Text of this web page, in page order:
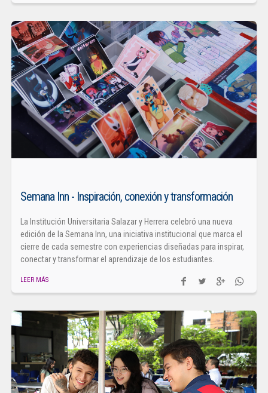
Semana Inn - Inspiración, conexión y transformación
La Institución Universitaria Salazar y Herrera celebró una nueva
edición de la Semana Inn, una iniciativa institucional que marca el
cierre de cada semestre con experiencias diseñadas para inspirar,
conectar y transformar el aprendizaje de los estudiantes.
LEER MÁS